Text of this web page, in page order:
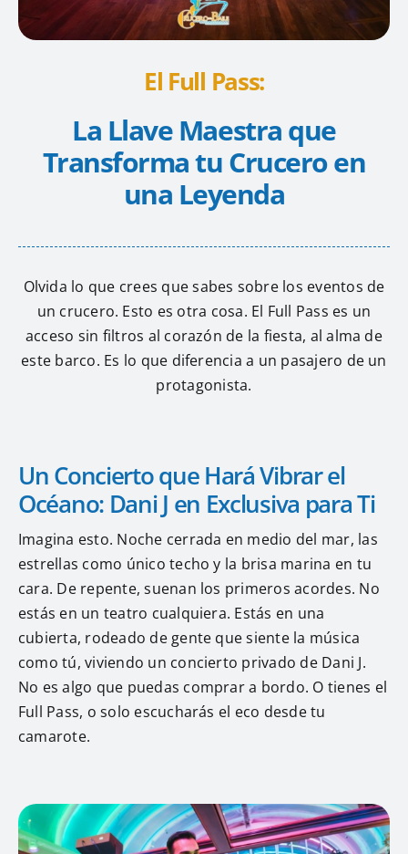
El Full Pass:
La Llave Maestra que
Transforma tu Crucero en
una Leyenda
Olvida lo que crees que sabes sobre los eventos de
un crucero. Esto es otra cosa. El Full Pass es un
acceso sin filtros al corazón de la fiesta, al alma de
este barco. Es lo que diferencia a un pasajero de un
protagonista.
Un Concierto que Hará Vibrar el
Océano: Dani J en Exclusiva para Ti
Imagina esto. Noche cerrada en medio del mar, las
estrellas como único techo y la brisa marina en tu
cara. De repente, suenan los primeros acordes. No
estás en un teatro cualquiera. Estás en una
cubierta, rodeado de gente que siente la música
como tú, viviendo un concierto privado de Dani J.
No es algo que puedas comprar a bordo. O tienes el
Full Pass, o solo escucharás el eco desde tu
camarote.